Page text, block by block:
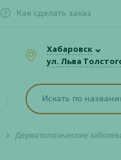
Как сделать заказ
Хабаровск
ул. Льва
Дерматологические